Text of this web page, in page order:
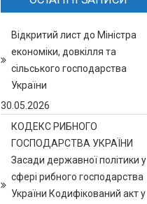
Відкритий лист до Міністра
економіки, довкілля та
сільського господарства
України
30.05.2026
КОДЕКС РИБНОГО
ГОСПОДАРСТВА УКРАЇНИ
Засади державної політики у
сфері рибного господарства
України Кодифікований акт у